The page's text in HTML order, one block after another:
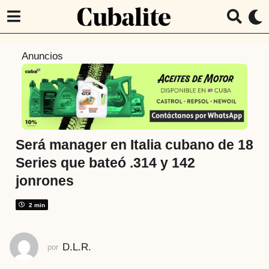
r
á
s
1
a
o
a
t
Anuncios
Será manager en Italia cubano de 18
Series que bateó .314 y 142
jonrones
2 min
por D.L.R.